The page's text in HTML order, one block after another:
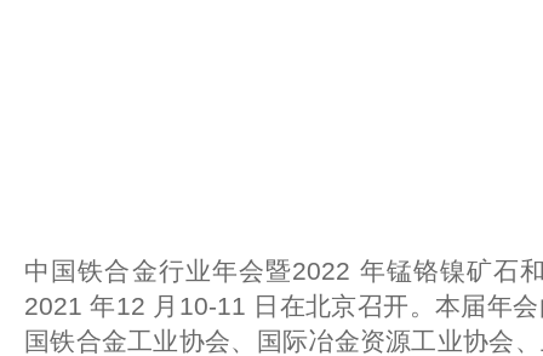
中国铁合金行业年会暨2022 年锰铬镍矿石
2021 年12 月10-11 日在北京召开。本届年
国铁合金工业协会、国际冶金资源工业协会